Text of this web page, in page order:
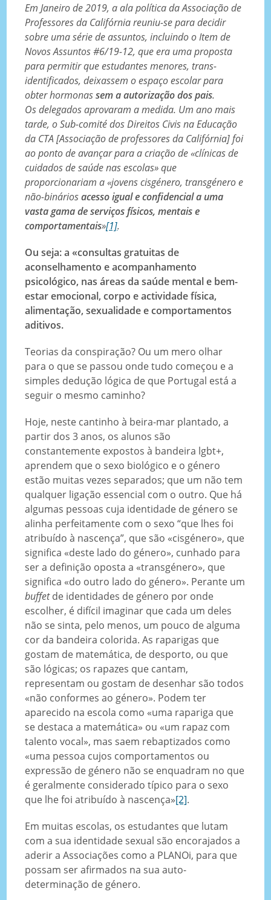
Em Janeiro de 2019, a ala política da Associação de
Professores da Califórnia reuniu-se para decidir
sobre uma série de assuntos, incluindo o Item de
Novos Assuntos #6/19-12, que era uma proposta
para permitir que estudantes menores, trans-
identificados, deixassem o espaço escolar para
obter hormonassem a autorização dos pais.
Os delegados aprovaram a medida. Um ano mais
tarde, o Sub-comité dos Direitos Civis na Educação
da CTA [Associação de professores da Califórnia] foi
ao ponto de avançar para a criação de «clínicas de
cuidados de saúde nas escolas» que
proporcionariam a «jovens cisgénero, transgénero e
não-bináriosacesso igual e confidencial a uma
vasta gama de serviços físicos, mentais e
comportamentais»[1].
Ou seja: a «consultas gratuitas de
aconselhamento e acompanhamento
psicológico, nas áreas da saúde mental e bem-
estar emocional, corpo e actividade física,
alimentação, sexualidade e comportamentos
aditivos.
Teorias da conspiração? Ou um mero olhar
para o que se passou onde tudo começou e a
simples dedução lógica de que Portugal está a
seguir o mesmo caminho?
Hoje, neste cantinho à beira-mar plantado, a
partir dos 3 anos, os alunos são
constantemente expostos à bandeira lgbt+,
aprendem que o sexo biológico e o género
estão muitas vezes separados; que um não tem
qualquer ligação essencial com o outro. Que há
algumas pessoas cuja identidade de género se
alinha perfeitamente com o sexo “que lhes foi
atribuído à nascença”, que são «cisgénero», que
significa «deste lado do género», cunhado para
ser a definição oposta a «transgénero», que
significa «do outro lado do género». Perante um
buffetde identidades de género por onde
escolher, é difícil imaginar que cada um deles
não se sinta, pelo menos, um pouco de alguma
cor da bandeira colorida. As raparigas que
gostam de matemática, de desporto, ou que
são lógicas; os rapazes que cantam,
representam ou gostam de desenhar são todos
«não conformes ao género». Podem ter
aparecido na escola como «uma rapariga que
se destaca a matemática» ou «um rapaz com
talento vocal», mas saem rebaptizados como
«uma pessoa cujos comportamentos ou
expressão de género não se enquadram no que
é geralmente considerado típico para o sexo
que lhe foi atribuído à nascença»[2].
Em muitas escolas, os estudantes que lutam
com a sua identidade sexual são encorajados a
aderir a Associações como a PLANOi, para que
possam ser afirmados na sua auto-
determinação de género.